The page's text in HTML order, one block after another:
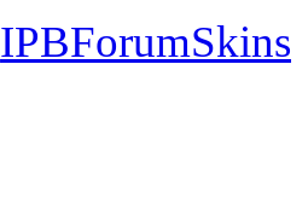
IPBForumSkins